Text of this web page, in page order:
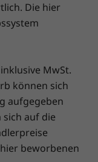
Die hier
MwSt.
können sich
aufgegeben
auf die
beworbenen